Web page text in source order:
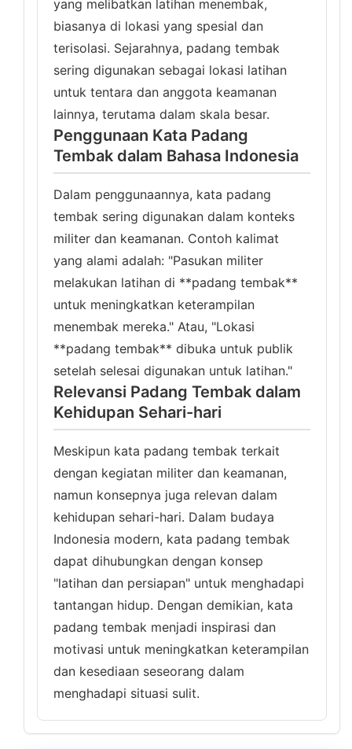
yang melibatkan latihan menembak,
biasanya di lokasi yang spesial dan
terisolasi. Sejarahnya, padang tembak
sering digunakan sebagai lokasi latihan
untuk tentara dan anggota keamanan
lainnya, terutama dalam skala besar.
Penggunaan Kata Padang
Tembak dalam Bahasa Indonesia
Dalam penggunaannya, kata padang
tembak sering digunakan dalam konteks
militer dan keamanan. Contoh kalimat
yang alami adalah: "Pasukan militer
melakukan latihan di **padang tembak**
untuk meningkatkan keterampilan
menembak mereka." Atau, "Lokasi
**padang tembak** dibuka untuk publik
setelah selesai digunakan untuk latihan."
Relevansi Padang Tembak dalam
Kehidupan Sehari-hari
Meskipun kata padang tembak terkait
dengan kegiatan militer dan keamanan,
namun konsepnya juga relevan dalam
kehidupan sehari-hari. Dalam budaya
Indonesia modern, kata padang tembak
dapat dihubungkan dengan konsep
"latihan dan persiapan" untuk menghadapi
tantangan hidup. Dengan demikian, kata
padang tembak menjadi inspirasi dan
motivasi untuk meningkatkan keterampilan
dan kesediaan seseorang dalam
menghadapi situasi sulit.